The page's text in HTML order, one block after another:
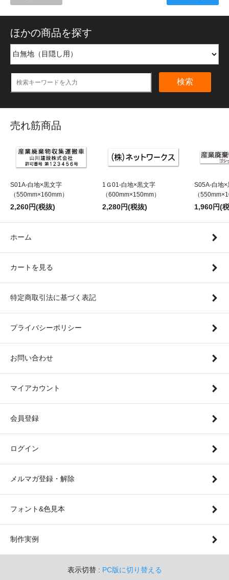
ほかの商品を探す
検索
売れ筋商品
S01A-白地×黒文字
（550mm×160mm）
2,260円(税抜)
1Ｇ01-白地×黒文字
（600mm×150mm）
2,280円(税抜)
S05A-白地×
（
1,960円(
ホーム
カートを見る
特定商取引法に基づく表記
プライバシーポリシー
お問い合わせ
マイアカウント
会員登録
ログイン
メルマガ登録・解除
フォント&色見本
制作実例
表示切替 : PC版に切り替える